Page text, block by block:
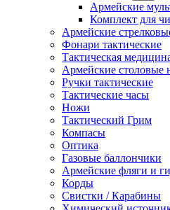
Армейские
Комплект для
Армейские
Фонари тактические
Тактическая
Армейские столовые
Ручки тактические
Тактические часы
Ножи
Тактический Грим
Компасы
Оптика
Газовые баллончики
Армейские фляги и
Корды
Свистки / Карабины